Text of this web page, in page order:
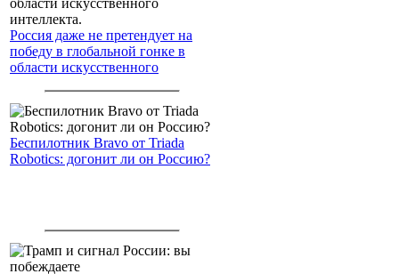
Россия даже не претендует на
победу в глобальной гонке в
области искусственного
Беспилотник Bravo от Triada
Robotics: догонит ли он Россию?